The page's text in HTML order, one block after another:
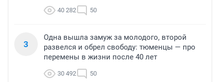
40 282 50
3
Одна вышла замуж за молодого, второй
развелся и обрел свободу: тюменцы — про
перемены в жизни после 40 лет
30 492 50